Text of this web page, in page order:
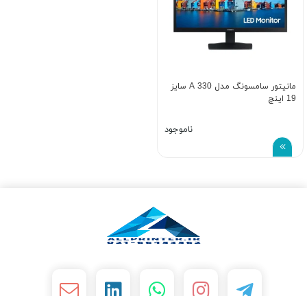
مانیتور سامسونگ مدل A 330 سایز
19 اینچ
ناموجود